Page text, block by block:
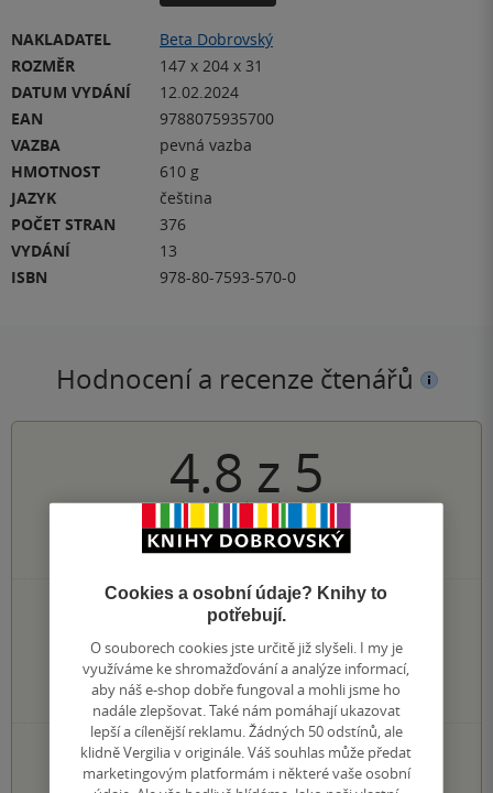
NAKLADATEL
Beta Dobrovský
ROZMĚR
147 x 204 x 31
DATUM VYDÁNÍ
12.02.2024
EAN
9788075935700
VAZBA
pevná vazba
HMOTNOST
610 g
JAZYK
čeština
POČET STRAN
376
VYDÁNÍ
13
ISBN
978-80-7593-570-0
Hodnocení a recenze čtenářů
4.8 z 5
95hodnocení čtenářů
77×
5 hvězdiček
14×
4×
3 hvězdičky
0×
2 hvězdičky
0×
1 hvezdička
PŘIDEJTE SVÉ HODNOCENÍ KNIHY
Hodnocení našich knihkupců: 0.0 z 5
Cookies a osobní údaje? Knihy to
potřebují.
O souborech cookies jste určitě již slyšeli. I my je
využíváme ke shromažďování a analýze informací,
aby náš e-shop dobře fungoval a mohli jsme ho
nadále zlepšovat. Také nám pomáhají ukazovat
lepší a cílenější reklamu. Žádných 50 odstínů, ale
klidně Vergilia v originále. Váš souhlas může předat
marketingovým platformám i některé vaše osobní